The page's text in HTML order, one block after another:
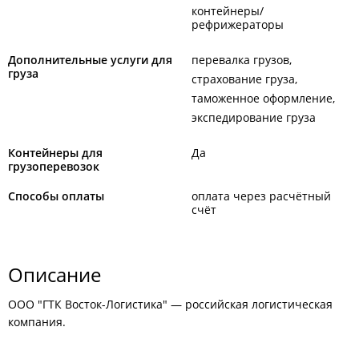
контейнеры/
рефрижераторы
Дополнительные услуги для
груза
перевалка грузов
страхование груза
таможенное оформление
экспедирование груза
Контейнеры для
грузоперевозок
Да
Способы оплаты
оплата через расчётный
счёт
Описание
ООО "ГТК Восток-Логистика" — российская логистическая
компания.